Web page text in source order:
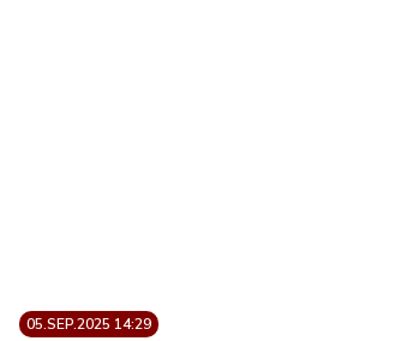
05.SEP.2025 14:29